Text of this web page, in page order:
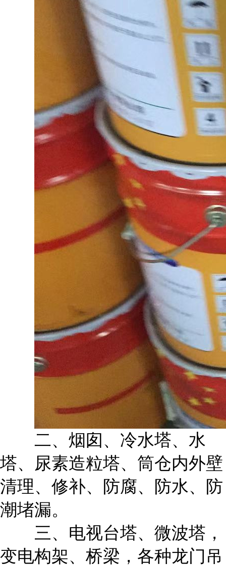
二、烟囱、冷水塔、水
塔、尿素造粒塔、筒仓内外壁
清理、修补、防腐、防水、防
潮堵漏。
三、电视台塔、微波塔，
变电构架、桥梁，各种龙门吊